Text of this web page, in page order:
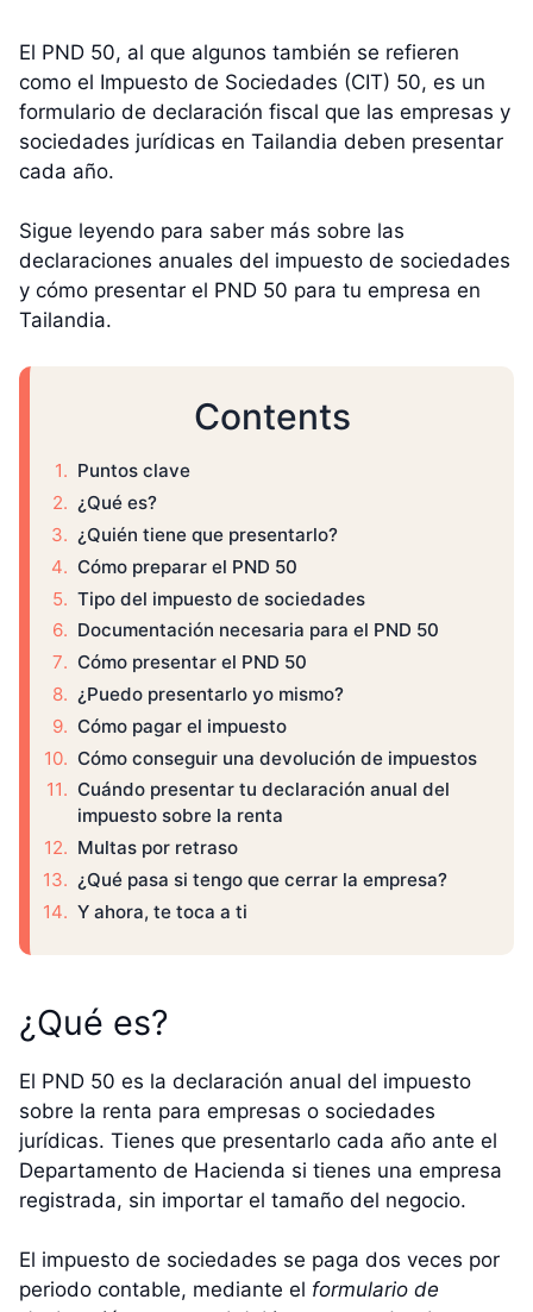
El PND 50, al que algunos también se refieren
como el Impuesto de Sociedades (CIT) 50, es un
formulario de declaración fiscal que las empresas y
sociedades jurídicas en Tailandia deben presentar
cada año.
Sigue leyendo para saber más sobre las
declaraciones anuales del impuesto de sociedades
y cómo presentar el PND 50 para tu empresa en
Tailandia.
Contents
Puntos clave
¿Qué es?
¿Quién tiene que presentarlo?
Cómo preparar el PND 50
Tipo del impuesto de sociedades
Documentación necesaria para el PND 50
Cómo presentar el PND 50
¿Puedo presentarlo yo mismo?
Cómo pagar el impuesto
Cómo conseguir una devolución de impuestos
Cuándo presentar tu declaración anual del
impuesto sobre la renta
Multas por retraso
¿Qué pasa si tengo que cerrar la empresa?
Y ahora, te toca a ti
¿Qué es?
El PND 50 es la declaración anual del impuesto
sobre la renta para empresas o sociedades
jurídicas. Tienes que presentarlo cada año ante el
Departamento de Hacienda si tienes una empresa
registrada, sin importar el tamaño del negocio.
El impuesto de sociedades se paga dos veces por
periodo contable, mediante el formulario de